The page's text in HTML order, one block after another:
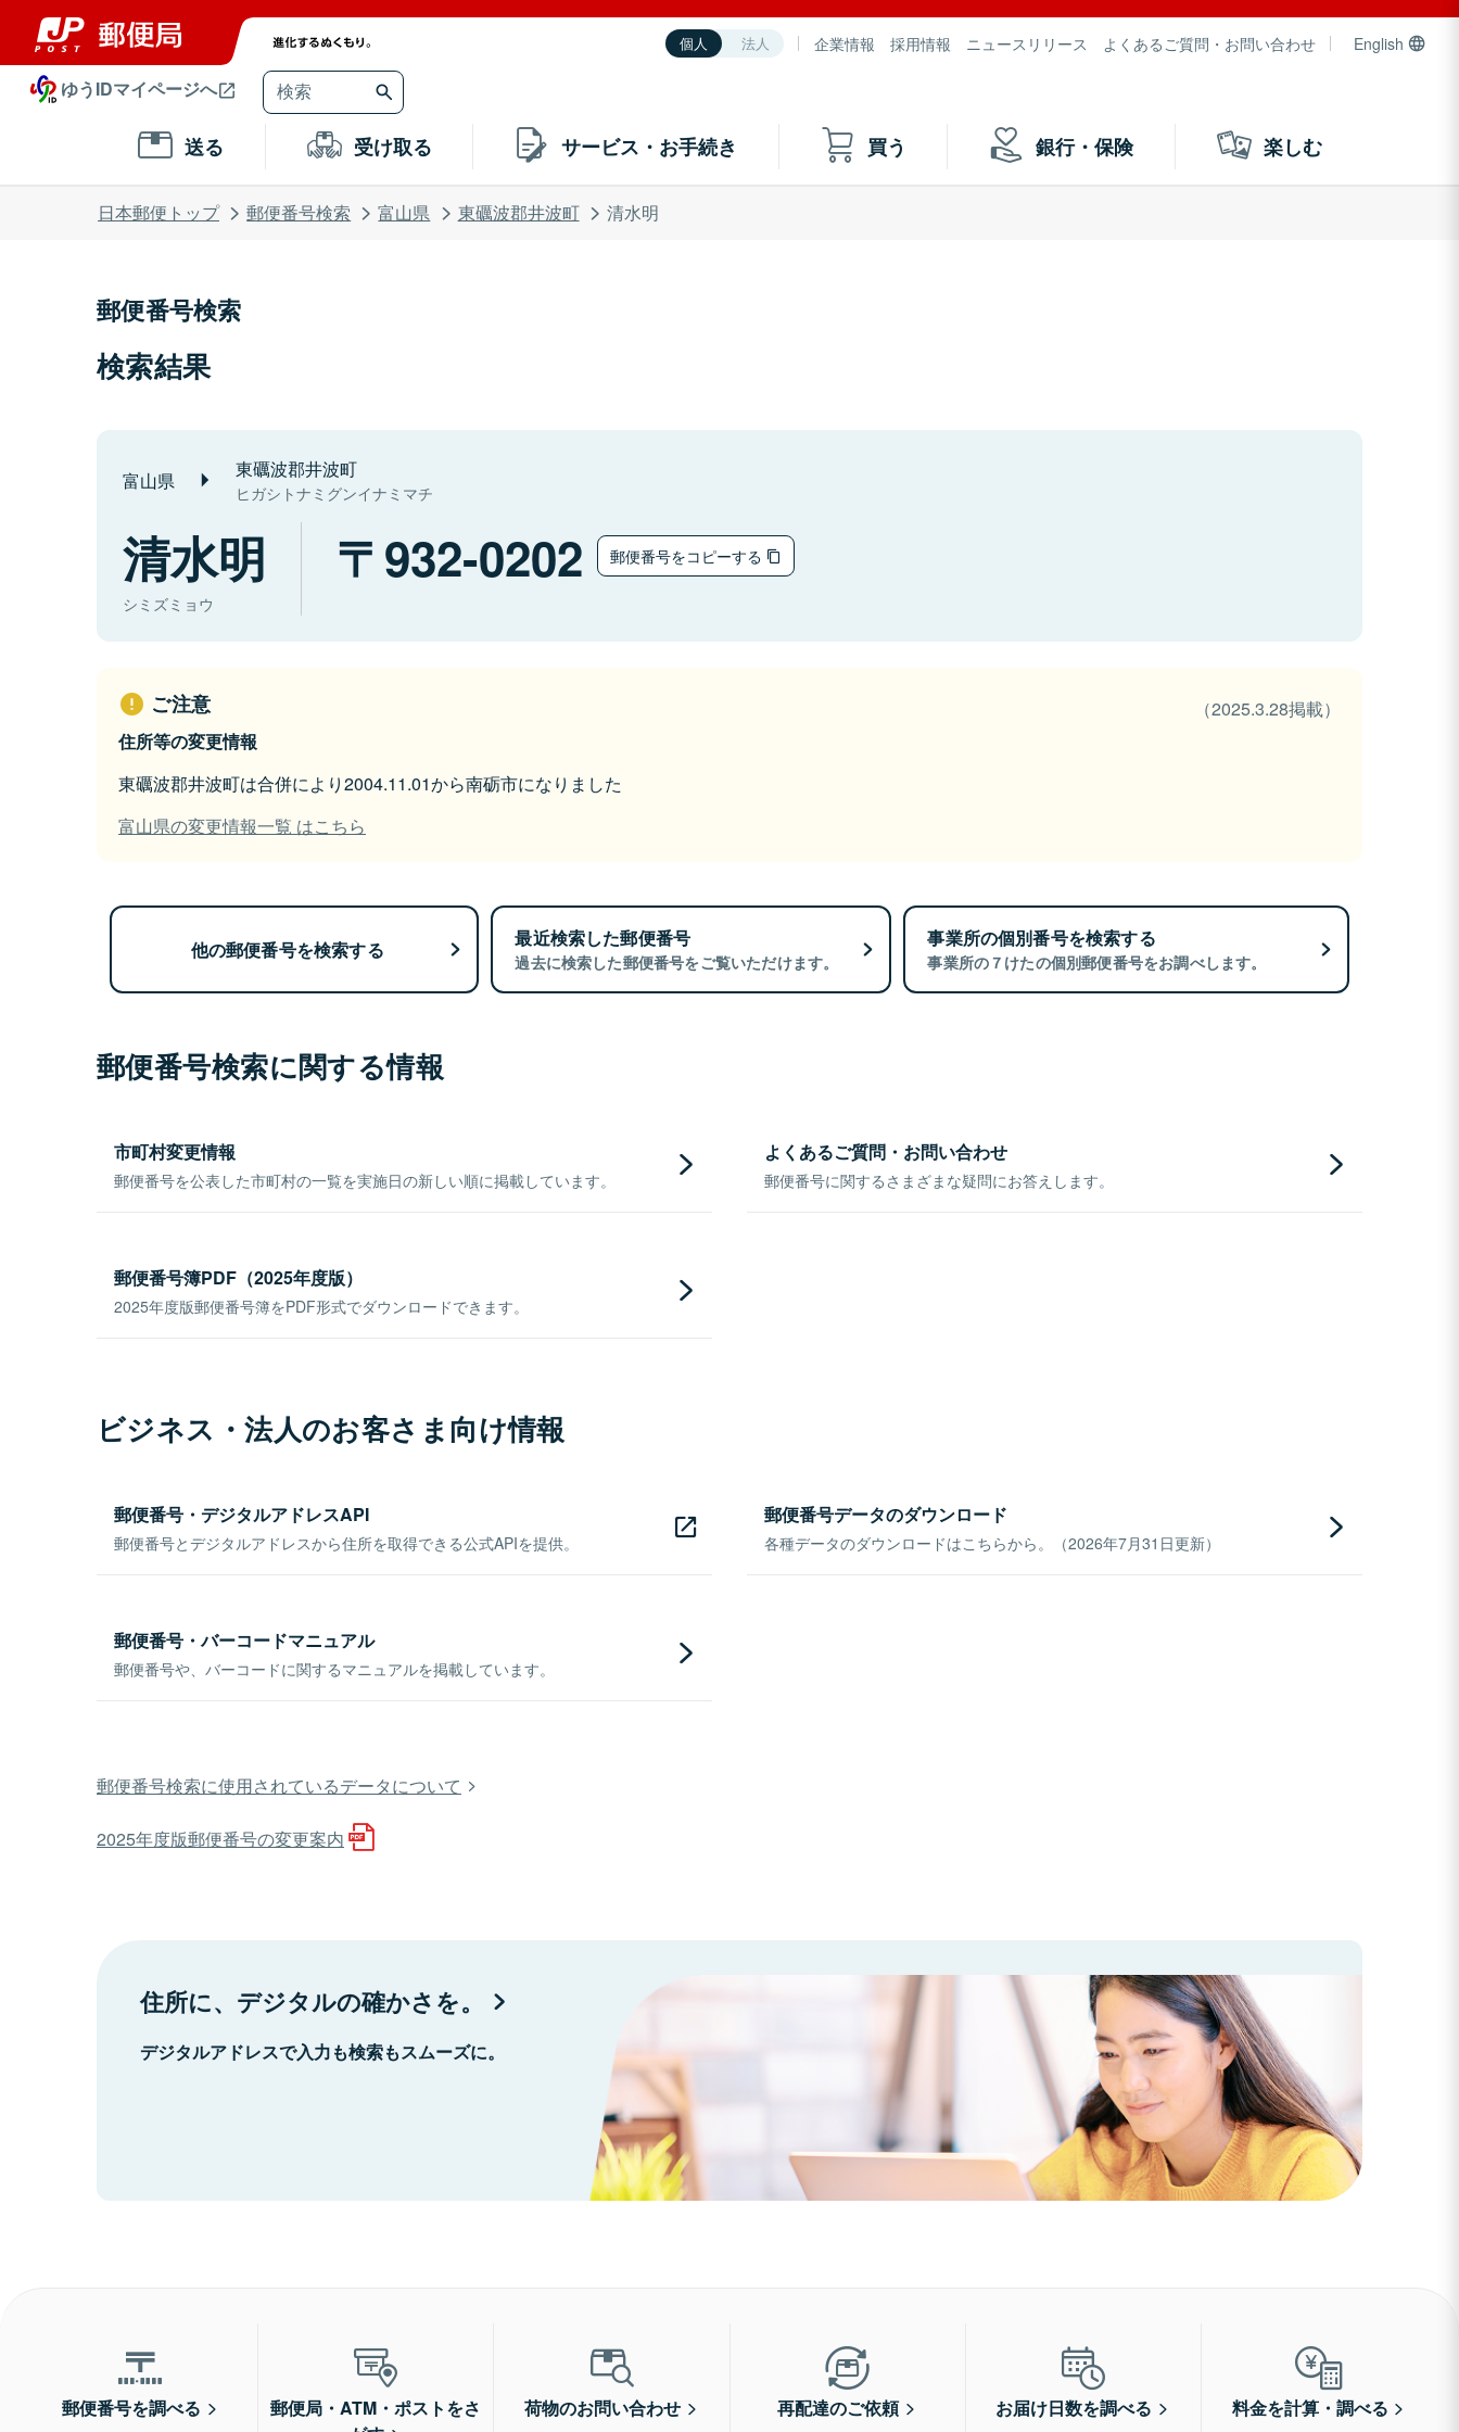
個人 法人 企業情報 採用情報 ニュースリリース よくあるご質問・お問い合わせ English
ゆうIDマイページへ
送る 受け取る サービス・お手続き 買う 銀行・保険 楽しむ
日本郵便トップ 郵便番号検索 富山県 東礪波郡井波町 清水明
郵便番号検索
検索結果
富山県 東礪波郡井波町
ヒガシトナミグンイナミマチ
清水明
シミズミョウ
932-0202 郵便番号をコピーする
ご注意
（2025.3.28掲載）
住所等の変更情報
東礪波郡井波町は合併により2004.11.01から南砺市になりました
富山県の変更情報一覧 はこちら
他の郵便番号を検索する 最近検索した郵便番号
過去に検索した郵便番号をご覧いただけます。
事業所の個別番号を検索する
事業所の７けたの個別郵便番号をお調べします。
郵便番号検索に関する情報
市町村変更情報
郵便番号を公表した市町村の一覧を実施日の新しい順に掲載しています。
よくあるご質問・お問い合わせ
郵便番号に関するさまざまな疑問にお答えします。
郵便番号簿PDF（2025年度版）
2025年度版郵便番号簿をPDF形式でダウンロードできます。
ビジネス・法人のお客さま向け情報
郵便番号・デジタルアドレスAPI
郵便番号とデジタルアドレスから住所を取得できる公式APIを提供。
郵便番号データのダウンロード
各種データのダウンロードはこちらから。（2026年7月31日更新）
郵便番号・バーコードマニュアル
郵便番号や、バーコードに関するマニュアルを掲載しています。
郵便番号検索に使用されているデータについて
2025年度版郵便番号の変更案内
住所に、デジタルの確かさを。
デジタルアドレスで入力も検索もスムーズに。
郵便番号を調べる
郵便局・ATM・ポストをさ
荷物のお問い合わせ 再配達のご依頼 お届け日数を調べる 料金を計算・調べる